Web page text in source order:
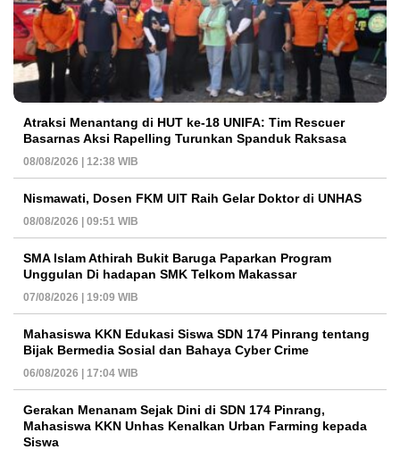
Atraksi Menantang di HUT ke-18 UNIFA: Tim Rescuer
Basarnas Aksi Rapelling Turunkan Spanduk Raksasa
08/08/2026 | 12:38 WIB
Nismawati, Dosen FKM UIT Raih Gelar Doktor di UNHAS
08/08/2026 | 09:51 WIB
SMA Islam Athirah Bukit Baruga Paparkan Program
Unggulan Di hadapan SMK Telkom Makassar
07/08/2026 | 19:09 WIB
Mahasiswa KKN Edukasi Siswa SDN 174 Pinrang tentang
Bijak Bermedia Sosial dan Bahaya Cyber Crime
06/08/2026 | 17:04 WIB
Gerakan Menanam Sejak Dini di SDN 174 Pinrang,
Mahasiswa KKN Unhas Kenalkan Urban Farming kepada
Siswa